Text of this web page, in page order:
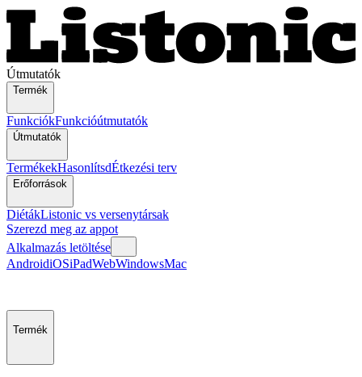
Útmutatók
Termék
FunkciókFunkcióútmutatók
Útmutatók
TermékekHasonlítsdÉtkezési terv
Erőforrások
DiétákListonic vs versenytársak
Szerezd meg az appot
Alkalmazás letöltése
AndroidiOSiPadWebWindowsMac
Termék